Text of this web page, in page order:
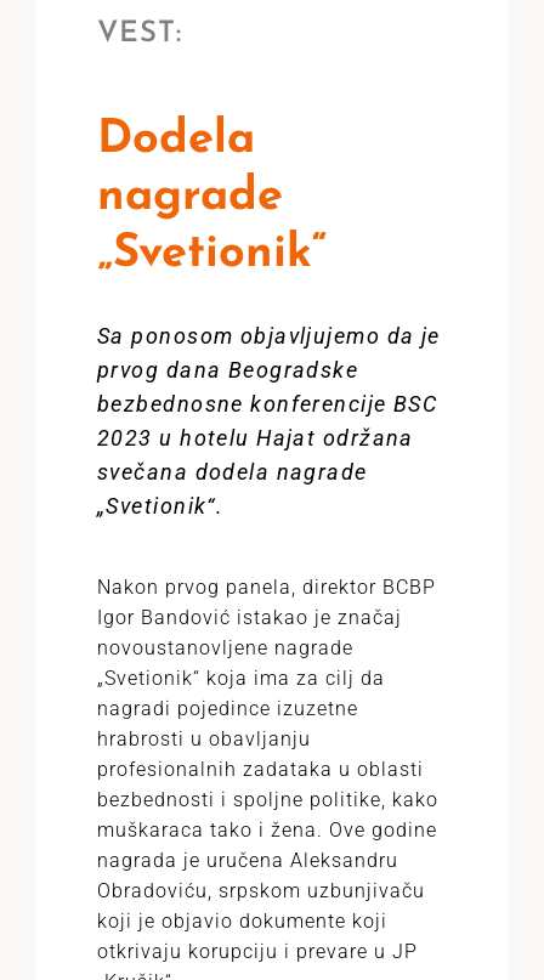
VEST:
Dodela
nagrade
„Svetionik“
Sa ponosom objavljujemo da je
prvog dana Beogradske
bezbednosne konferencije BSC
2023 u hotelu Hajat održana
svečana dodela nagrade
„Svetionik“.
Nakon prvog panela, direktor BCBP
Igor Bandović istakao je značaj
novoustanovljene nagrade
„Svetionik“ koja ima za cilj da
nagradi pojedince izuzetne
hrabrosti u obavljanju
profesionalnih zadataka u oblasti
bezbednosti i spoljne politike, kako
muškaraca tako i žena. Ove godine
nagrada je uručena Aleksandru
Obradoviću, srpskom uzbunjivaču
koji je objavio dokumente koji
otkrivaju korupciju i prevare u JP